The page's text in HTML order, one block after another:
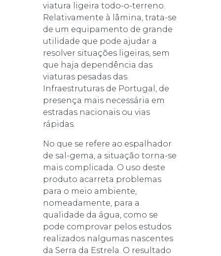
viatura ligeira todo-o-terreno.
Relativamente à lâmina, trata-se
de um equipamento de grande
utilidade que pode ajudar a
resolver situações ligeiras, sem
que haja dependência das
viaturas pesadas das
Infraestruturas de Portugal, de
presença mais necessária em
estradas nacionais ou vias
rápidas.
No que se refere ao espalhador
de sal-gema, a situação torna-se
mais complicada. O uso deste
produto acarreta problemas
para o meio ambiente,
nomeadamente, para a
qualidade da água, como se
pode comprovar pelos estudos
realizados nalgumas nascentes
da Serra da Estrela. O resultado